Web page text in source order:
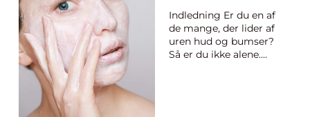
kan hjælpe med a...
uren hud
Indledning Er du en af
de mange, der lider af
uren hud og bumser?
Så er du ikke alene.